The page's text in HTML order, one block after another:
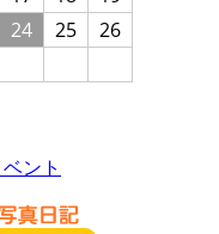
24 25
26
ント